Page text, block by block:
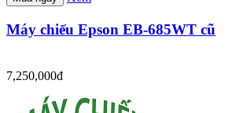
Máy chiếu Epson EB-685WT cũ
7,250,000đ